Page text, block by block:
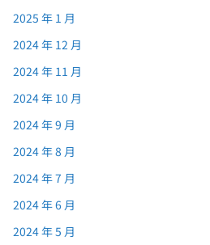
2025 年 1 月
2024 年 12 月
2024 年 11 月
2024 年 10 月
2024 年 9 月
2024 年 8 月
2024 年 7 月
2024 年 6 月
2024 年 5 月